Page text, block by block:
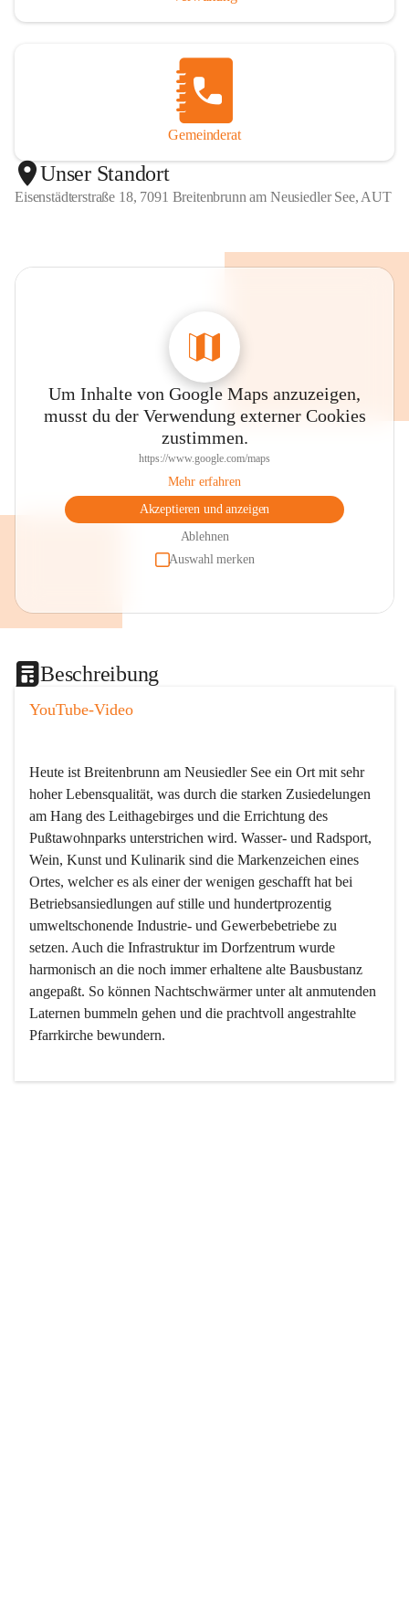
Gemeinderat
Unser Standort
Eisenstädterstraße 18, 7091 Breitenbrunn am Neusiedler See, AUT
Um Inhalte von Google Maps anzuzeigen,
musst du der Verwendung externer Cookies
zustimmen.
https://www.google.com/maps
Mehr erfahren
Akzeptieren und anzeigen
Ablehnen
Auswahl merken
Beschreibung
YouTube-Video
Heute ist Breitenbrunn am Neusiedler See ein Ort mit sehr
hoher Lebensqualität, was durch die starken Zusiedelungen
am Hang des Leithagebirges und die Errichtung des
Pußtawohnparks unterstrichen wird. Wasser- und Radsport,
Wein, Kunst und Kulinarik sind die Markenzeichen eines
Ortes, welcher es als einer der wenigen geschafft hat bei
Betriebsansiedlungen auf stille und hundertprozentig
umweltschonende Industrie- und Gewerbebetriebe zu
setzen. Auch die Infrastruktur im Dorfzentrum wurde
harmonisch an die noch immer erhaltene alte Bausbustanz
angepaßt. So können Nachtschwärmer unter alt anmutenden
Laternen bummeln gehen und die prachtvoll angestrahlte
Pfarrkirche bewundern.
Der Weinbau dominert heute nicht mehr, ist aber integrativer